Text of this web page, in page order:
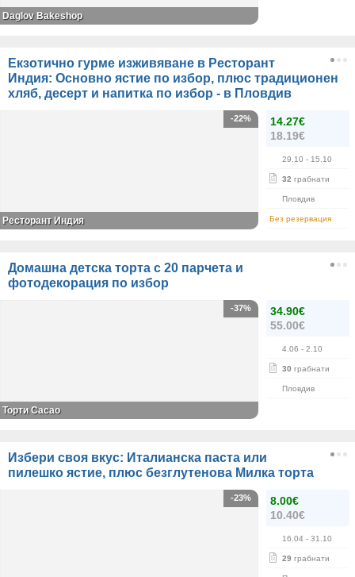
Daglov Bakeshop
Екзотично гурме изживяване в Ресторант
Индия: Основно ястие по избор, плюс традиционен
хляб, десерт и напитка по избор - в Пловдив
14.27€
18.19€
29.10 - 15.10
32 грабнати
Пловдив
Без резервация
-22%
Ресторант Индия
Домашна детска торта с 20 парчета и
фотодекорация по избор
34.90€
55.00€
4.06 - 2.10
30 грабнати
Пловдив
-37%
Торти Cacao
Избери своя вкус: Италианска паста или
пилешко ястие, плюс безглутенова Милка торта
8.00€
10.40€
16.04 - 31.10
29 грабнати
-23%